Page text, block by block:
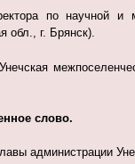
по научной и
обл., г. Брянск).
слово.
администрации